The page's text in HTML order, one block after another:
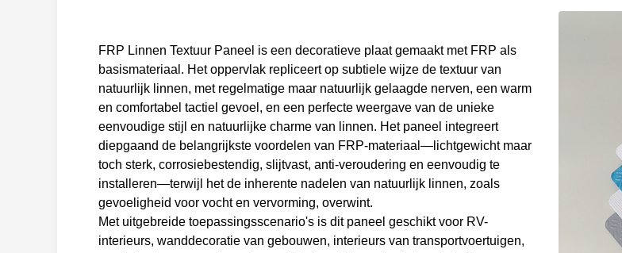
FRP Linnen Textuur Paneel is een decoratieve plaat gemaakt met FRP als
basismateriaal. Het oppervlak repliceert op subtiele wijze de textuur van
natuurlijk linnen, met regelmatige maar natuurlijk gelaagde nerven, een warm
en comfortabel tactiel gevoel, en een perfecte weergave van de unieke
eenvoudige stijl en natuurlijke charme van linnen. Het paneel integreert
diepgaand de belangrijkste voordelen van FRP-materiaal—lichtgewicht maar
toch sterk, corrosiebestendig, slijtvast, anti-veroudering en eenvoudig te
installeren—terwijl het de inherente nadelen van natuurlijk linnen, zoals
gevoeligheid voor vocht en vervorming, overwint.
Met uitgebreide toepassingsscenario's is dit paneel geschikt voor RV-
interieurs, wanddecoratie van gebouwen, interieurs van transportvoertuigen,